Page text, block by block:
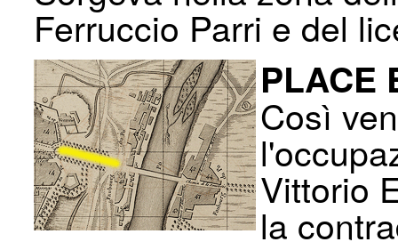
Ferruccio Parri e del
PLACE
Così
Vittorio
la